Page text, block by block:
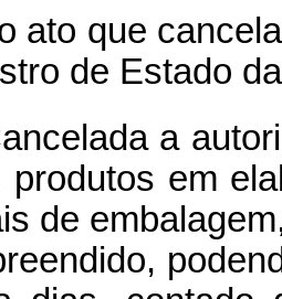
que
de Estado
a
produtos em
de